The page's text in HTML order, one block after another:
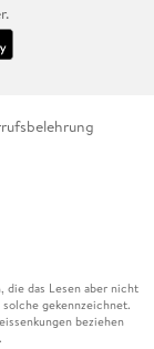
die das Lesen aber nicht
gekennzeichnet.
beziehen